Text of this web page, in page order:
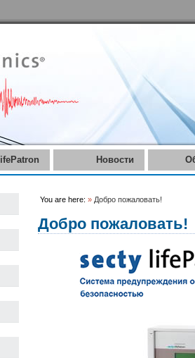
lifePatron Новости
You are here: » Добро пожаловать!
Добро пожаловать!